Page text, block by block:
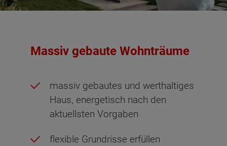
Massiv gebaute Wohnträume
massiv gebautes und werthaltiges
Haus, energetisch nach den
aktuellsten Vorgaben
flexible Grundrisse erfüllen